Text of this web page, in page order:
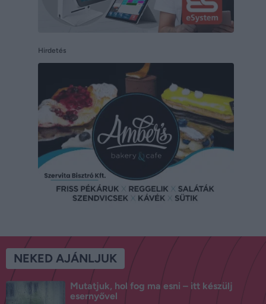
Hirdetés
NEKED AJÁNLJUK
Mutatjuk, hol fog ma esni – itt készülj
esernyővel